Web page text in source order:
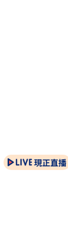
現正直播